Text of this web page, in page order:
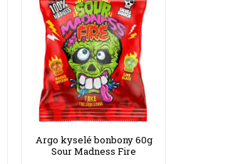
Argo kyselé bonbony 60g
Sour Madness Fire